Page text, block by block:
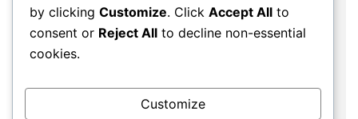
Website
by clicking Customize. Click Accept All to
consent or Reject All to decline non-essential
cookies.
Customize